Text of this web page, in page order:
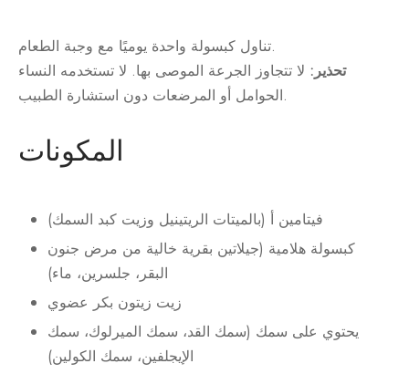
تناول كبسولة واحدة يوميًا مع وجبة الطعام.
تحذير: لا تتجاوز الجرعة الموصى بها. لا تستخدمه النساء
الحوامل أو المرضعات دون استشارة الطبيب.
المكونات
فيتامين أ (بالميتات الريتينيل وزيت كبد السمك)
كبسولة هلامية (جيلاتين بقرية خالية من مرض جنون
البقر، جلسرين، ماء)
زيت زيتون بكر عضوي
يحتوي على سمك (سمك القد، سمك الميرلوك، سمك
الإيجلفين، سمك الكولين)